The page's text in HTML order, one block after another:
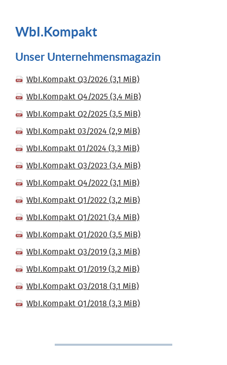
WbI.Kompakt
Unser Unternehmensmagazin
WbI.Kompakt Q3/2026 (3,1 MiB)
WbI.Kompakt Q4/2025 (3,4 MiB)
WbI.Kompakt Q2/2025 (3,5 MiB)
WbI.Kompakt 03/2024 (2,9 MiB)
WbI.Kompakt 01/2024 (3,3 MiB)
WbI.Kompakt Q3/2023 (3,4 MiB)
WbI.Kompakt Q4/2022 (3,1 MiB)
WbI.Kompakt Q1/2022 (3,2 MiB)
WbI.Kompakt Q1/2021 (3,4 MiB)
WbI.Kompakt Q1/2020 (3,5 MiB)
WbI.Kompakt Q3/2019 (3,3 MiB)
WbI.Kompakt Q1/2019 (3,2 MiB)
WbI.Kompakt Q3/2018 (3,1 MiB)
WbI.Kompakt Q1/2018 (3,3 MiB)